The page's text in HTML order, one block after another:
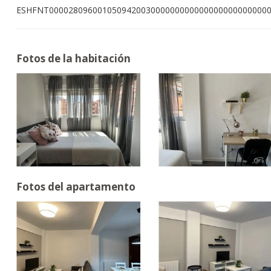
Fotos de la habitación
Fotos del apartamento